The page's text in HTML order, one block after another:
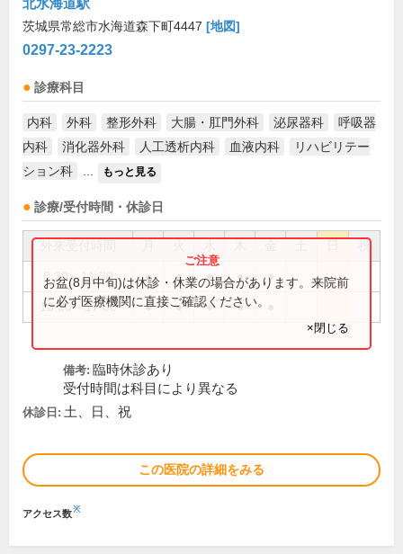
北水海道駅
茨城県常総市水海道森下町4447 [地図]
0297-23-2223
診療科目
内科 外科 整形外科 大腸・肛門外科 泌尿器科
呼吸器
内科
消化器外科 人工透析内科 血液内科
リハビリテー
ション科
もっと見る
診療/受付時間・休診日
祝
8:30～11:30 ● ● ● ● ●
13:30～17:00 ● ● ● ●
お盆(8月中旬)は休診・休業の場合があります。来院前
に必ず医療機関に直接ご確認ください。
×閉じる
備考: 臨時休診あり
受付時間は科目により異なる
休診日: 土、日、祝
この医院の詳細をみる
アクセス数※